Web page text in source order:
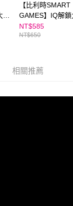
【比利時SMART
GAMES】IQ解鎖
戰
NT$585
NT$650
相關推薦